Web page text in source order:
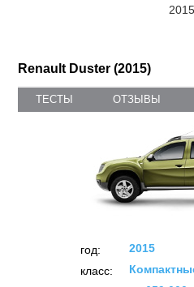
2015
Renault Duster (2015)
ТЕСТЫ ОТЗЫВЫ
год:
2015
класс: